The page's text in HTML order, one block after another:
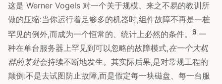
这是 Werner Vogels 对一个关于规模、来之不易的教训所
做的压缩:当你运行着足够多的机器时,组件故障不再是一桩
罕见的例外,而成为一个恒常的、统计上必然的条件。
6 一
种在单台服务器上罕见到可以忽略的故障模式,在一个大机
群的某处会持续不断地发生。其实际后果,是对常规工程的
颠倒:不是去试图防止故障,而是假定每一块磁盘、每一台服